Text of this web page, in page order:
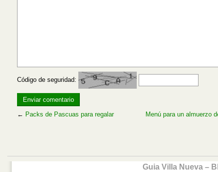
Código de seguridad:
← Packs de Pascuas para regalar Menú para un almuerzo
Guia Villa Nueva –